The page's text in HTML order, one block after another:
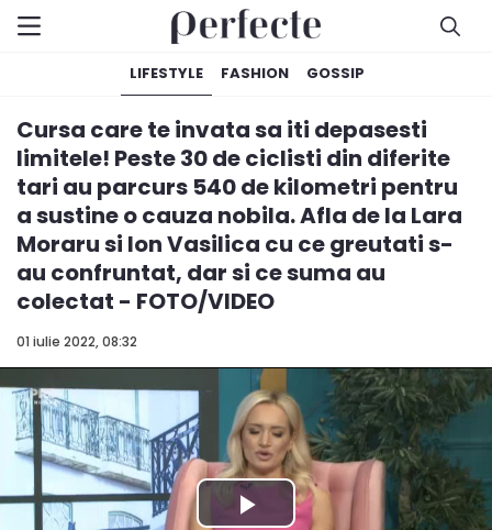
LIFESTYLE FASHION GOSSIP
01 iulie 2022, 08:32
Cursa care te invata sa iti depasesti
limitele! Peste 30 de ciclisti din diferite
tari au parcurs 540 de kilometri pentru
a sustine o cauza nobila. Afla de la Lara
Moraru si Ion Vasilica cu ce greutati s-
au confruntat, dar si ce suma au
colectat - FOTO/VIDEO